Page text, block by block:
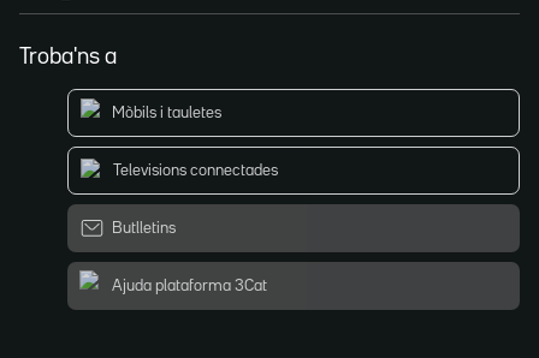
Troba'ns a
Mòbils i tauletes
Televisions connectades
Butlletins
Ajuda plataforma 3Cat